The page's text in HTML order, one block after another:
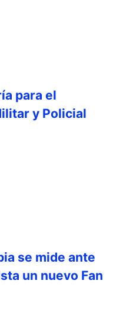
para el
y Policial
se mide ante
un nuevo Fan